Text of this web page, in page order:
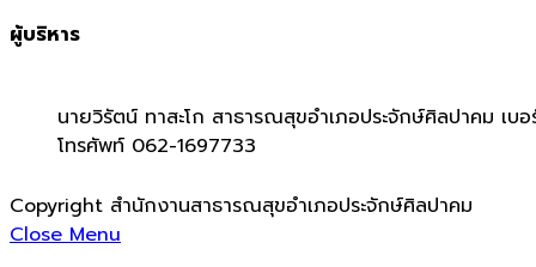
ผู้บริหาร
นายวิรัตน์ ทาสะโก สาธารณสุขอำเภอประจักษ์ศิลปาคม เบอ
โทรศัพท์ 062-1697733
Copyright สำนักงานสาธารณสุขอำเภอประจักษ์ศิลปาคม
Close Menu